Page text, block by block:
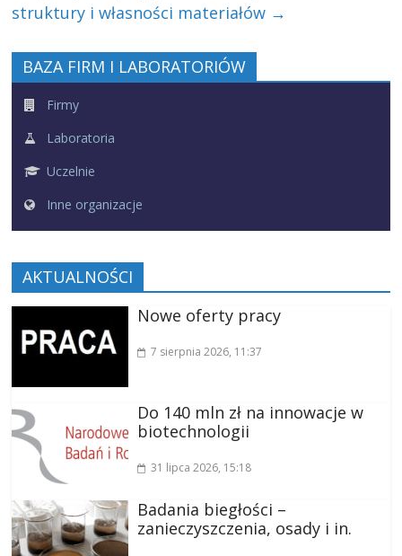
struktury i własności materiałów →
BAZA FIRM I LABORATORIÓW
Firmy
Laboratoria
Uczelnie
Inne organizacje
AKTUALNOŚCI
Nowe oferty pracy
7 sierpnia 2026, 11:37
Do 140 mln zł na innowacje w
biotechnologii
31 lipca 2026, 15:18
Badania biegłości –
zanieczyszczenia, osady i in.